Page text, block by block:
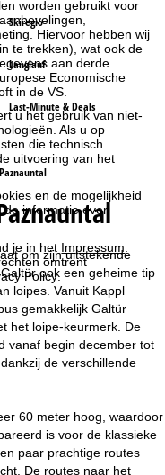
worden gebruikt voor
Hiervoor hebben wij
te trekken), wat ook de
aan derde
Economische
in de VS.
u het gebruik van niet-
Als u op
die technisch
uitvoering van het
en de mogelijkheid
de informatie over
je in het Impressum
omtrent
Policy.
Skiregio
Langlauf
Last-Minute & Deals
om zijn uitstekende
ook een geheime tip
loipes. Vanuit Kappl
gemakkelijk Galtür
het loipe-keurmerk. De
vanaf begin december tot
de verschillende
60 meter hoog, waardoor
is voor de klassieke
paar prachtige routes
De routes naar het